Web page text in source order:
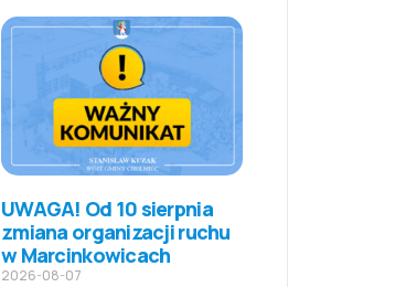
UWAGA! Od 10 sierpnia
zmiana organizacji ruchu
w Marcinkowicach
2026-08-07